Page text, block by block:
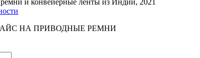
и конвейерные ленты из Индии, 2021
НА ПРИВОДНЫЕ РЕМНИ